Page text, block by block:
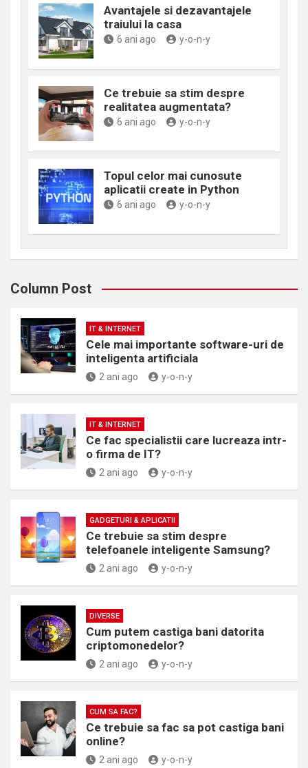
Avantajele si dezavantajele
traiului la casa
6 ani ago y-o-n-y
Ce trebuie sa stim despre
realitatea augmentata?
6 ani ago y-o-n-y
Topul celor mai cunosute
aplicatii create in Python
6 ani ago y-o-n-y
Column Post
IT & INTERNET
Cele mai importante software-uri de
inteligenta artificiala
2 ani ago y-o-n-y
IT & INTERNET
Ce fac specialistii care lucreaza intr-
o firma de IT?
2 ani ago y-o-n-y
GADGETURI & APLICATII
Ce trebuie sa stim despre
telefoanele inteligente Samsung?
2 ani ago y-o-n-y
DIVERSE
Cum putem castiga bani datorita
criptomonedelor?
2 ani ago y-o-n-y
CUM SA FAC?
Ce trebuie sa fac sa pot castiga bani
online?
2 ani ago y-o-n-y